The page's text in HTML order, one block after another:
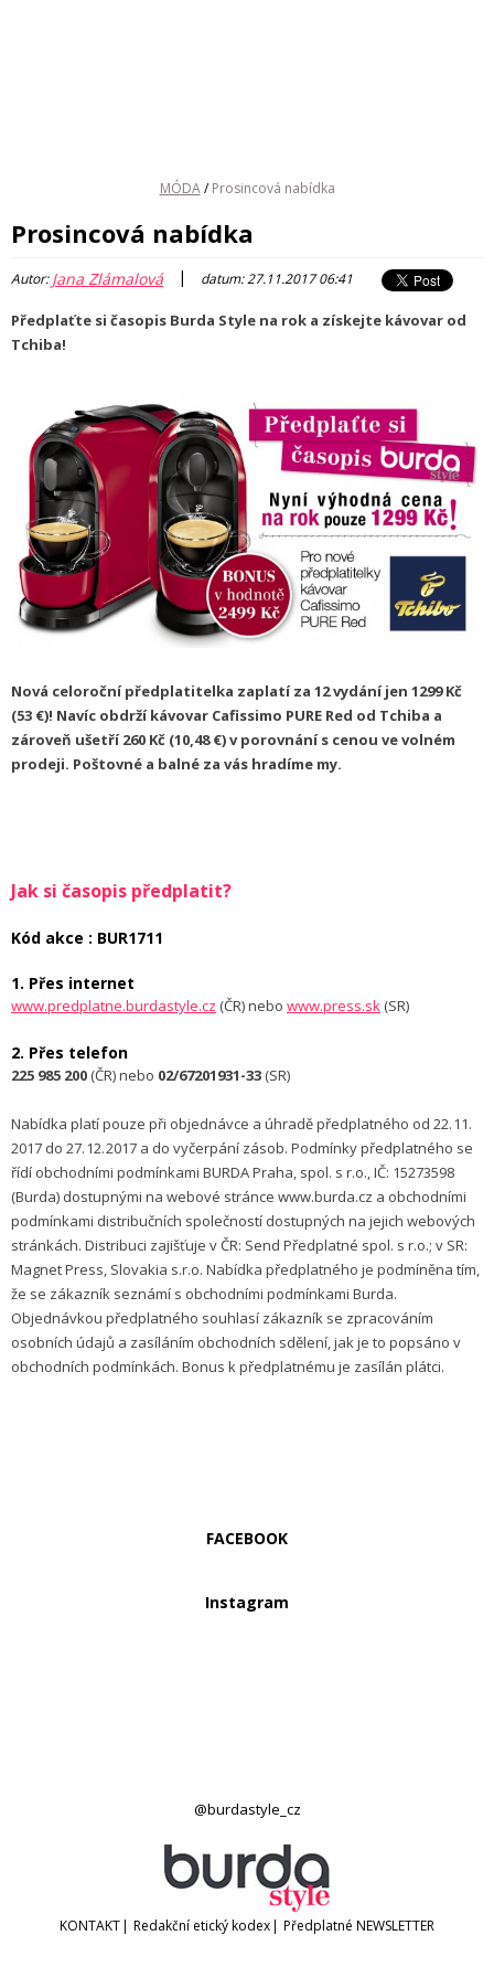
MÓDA / Prosincová nabídka
Prosincová nabídka
Autor:Jana Zlámalová | datum: 27.11.2017 06:41
Předplaťte si časopis Burda Style na rok a získejte kávovar od
Tchiba!
Nová celoroční předplatitelka zaplatí za 12 vydání jen 1299 Kč
(53 €)! Navíc obdrží kávovar Cafissimo PURE Red od Tchiba a
zároveň ušetří 260 Kč (10,48 €) v porovnání s cenou ve volném
prodeji. Poštovné a balné za vás hradíme my.
Jak si časopis předplatit?
Kód akce : BUR1711
1. Přes internet
www.predplatne.burdastyle.cz (ČR) nebo www.press.sk (SR)
2. Přes telefon
225 985 200 (ČR) nebo 02/67201931-33 (SR)
Nabídka platí pouze při objednávce a úhradě předplatného od 22. 11.
2017 do 27. 12. 2017 a do vyčerpání zásob. Podmínky předplatného se
řídí obchodními podmínkami BURDA Praha, spol. s r.o., IČ: 15273598
(Burda) dostupnými na webové stránce www.burda.cz a obchodními
podmínkami distribučních společností dostupných na jejich webových
stránkách. Distribuci zajišťuje v ČR: Send Předplatné spol. s r.o.; v SR:
Magnet Press, Slovakia s.r.o. Nabídka předplatného je podmíněna tím,
že se zákazník seznámí s obchodními podmínkami Burda.
Objednávkou předplatného souhlasí zákazník se zpracováním
osobních údajů a zasíláním obchodních sdělení, jak je to popsáno v
obchodních podmínkách. Bonus k předplatnému je zasílán plátci.
FACEBOOK
Instagram
@burdastyle_cz
KONTAKT| Redakční etický kodex| Předplatné NEWSLETTER